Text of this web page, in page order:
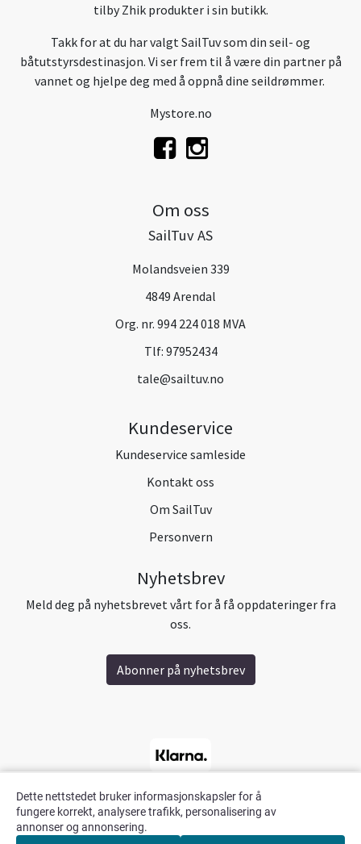
Dette nettstedet bruker informasjonskapsler for å
fungere korrekt, analysere trafikk, personalisering av
annonser og annonsering.
tilby Zhik produkter i sin butikk.
Takk for at du har valgt SailTuv som din seil- og
båtutstyrsdestinasjon. Vi ser frem til å være din partner på
vannet og hjelpe deg med å oppnå dine seildrømmer.
Mystore.no
Om oss
SailTuv AS
Molandsveien 339
4849 Arendal
Org. nr. 994 224 018 MVA
Tlf: 97952434
tale@sailtuv.no
Kundeservice
Kundeservice samleside
Kontakt oss
Om SailTuv
Personvern
Nyhetsbrev
Meld deg på nyhetsbrevet vårt for å få oppdateringer fra
oss.
Abonner på nyhetsbrev